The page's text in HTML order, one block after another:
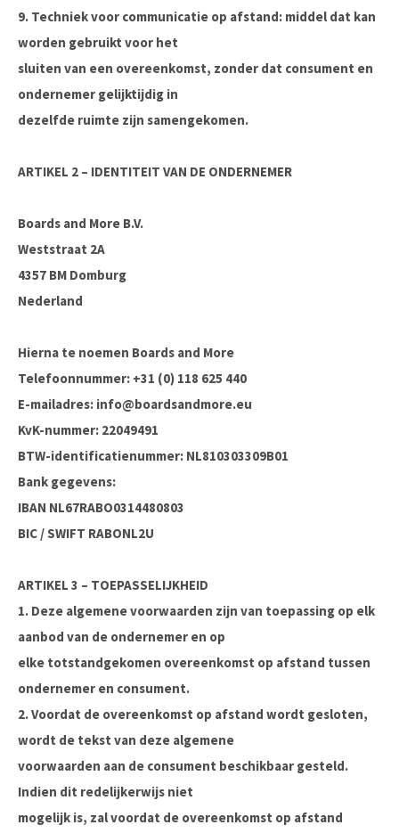
9. Techniek voor communicatie op afstand: middel dat kan
worden gebruikt voor het
sluiten van een overeenkomst, zonder dat consument en
ondernemer gelijktijdig in
dezelfde ruimte zijn samengekomen.
ARTIKEL 2 – IDENTITEIT VAN DE ONDERNEMER
Boards and More B.V.
Weststraat 2A
4357 BM Domburg
Nederland
Hierna te noemen Boards and More
Telefoonnummer: +31 (0) 118 625 440
E-mailadres: info@boardsandmore.eu
KvK-nummer: 22049491
BTW-identificatienummer: NL810303309B01
Bank gegevens:
IBAN NL67RABO0314480803
BIC / SWIFT RABONL2U
ARTIKEL 3 – TOEPASSELIJKHEID
1. Deze algemene voorwaarden zijn van toepassing op elk
aanbod van de ondernemer en op
elke totstandgekomen overeenkomst op afstand tussen
ondernemer en consument.
2. Voordat de overeenkomst op afstand wordt gesloten,
wordt de tekst van deze algemene
voorwaarden aan de consument beschikbaar gesteld.
Indien dit redelijkerwijs niet
mogelijk is, zal voordat de overeenkomst op afstand